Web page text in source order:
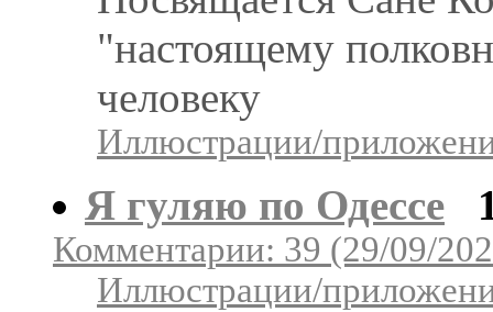
"настоящему
человеку
Иллюстрации/
Я гуляю по Одессе
Комментарии: 39 (29/09/
Иллюстрации/